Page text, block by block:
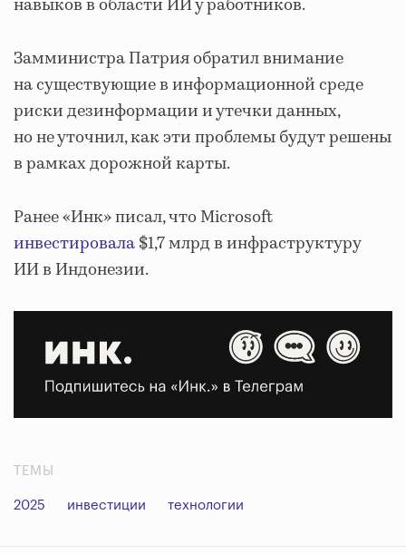
навыков в области ИИ у работников.
Замминистра Патрия обратил внимание
на существующие в информационной среде
риски дезинформации и утечки данных,
но не уточнил, как эти проблемы будут решены
в рамках дорожной карты.
Ранее «Инк» писал, что Microsoft
инвестировала$1,7 млрд в инфраструктуру
ИИ в Индонезии.
ТЕМЫ
2025 инвестиции технологии